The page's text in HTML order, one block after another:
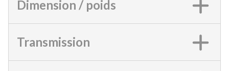
Dimension / poids
Transmission